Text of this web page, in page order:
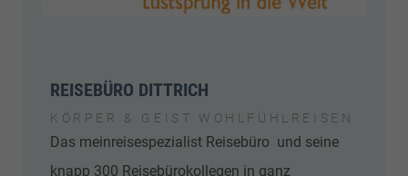
REISEBÜRO DITTRICH
KÖRPER & GEIST WOHLFÜHLREISEN
Das meinreisespezialist Reisebüro und seine
knapp 300 Reisebürokollegen in ganz